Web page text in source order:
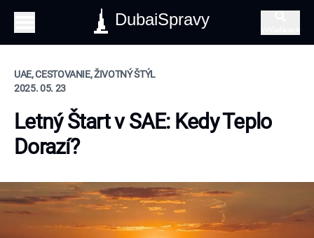
DubaiSpravy
UAE, CESTOVANIE, ŽIVOTNÝ ŠTÝL
2025. 05. 23
Letný Štart v SAE: Kedy Teplo
Dorazí?